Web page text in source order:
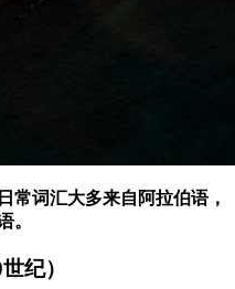
日常词汇大多来自阿拉伯语，
。
纪）